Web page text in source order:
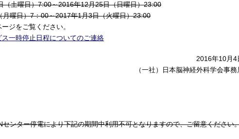
（土曜日）7:00～2016年12月25日（日曜日）23:00
月曜日）7：00～2017年1月3日（火曜日）23:00
ジをご覧ください。
一時停止日程についてのご連絡
2016年10月4
（一社）日本脳神経外科学会事務
ンター停電により下記の期間中利用不可となりますので、ご留意ください